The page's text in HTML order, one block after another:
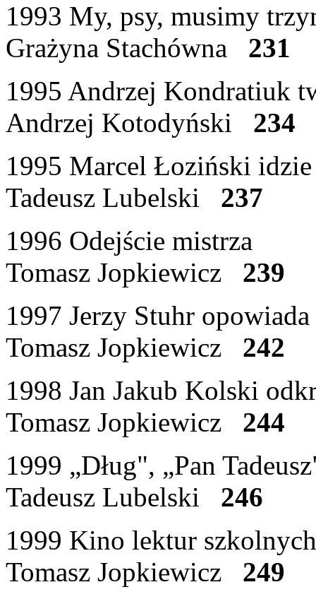
1993 My, psy, musimy
Grażyna Stachówna 231
1995 Andrzej Kondratiuk
Andrzej Kotodyński 234
1995 Marcel Łoziński
Tadeusz Lubelski 237
1996 Odejście mistrza
Tomasz Jopkiewicz
239
1997 Jerzy Stuhr opowiada
Tomasz Jopkiewicz 242
1998 Jan Jakub Kolski
Tomasz Jopkiewicz 244
1999 „Dług", „Pan
Tadeusz Lubelski 246
1999 Kino lektur szkolnych
Tomasz Jopkiewicz 249